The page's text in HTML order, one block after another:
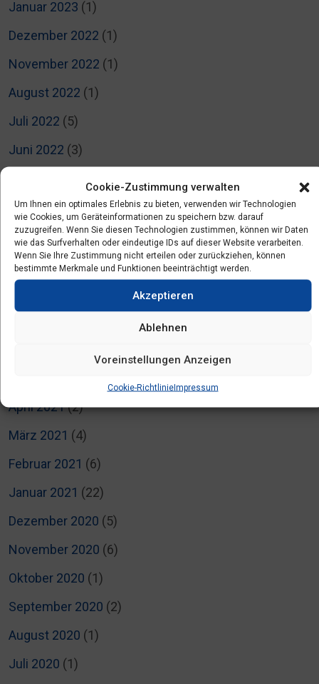
Cookie-Zustimmung verwalten
Um Ihnen ein optimales Erlebnis zu bieten, verwenden wir Technologien
wie Cookies, um Geräteinformationen zu speichern bzw. darauf
zuzugreifen. Wenn Sie diesen Technologien zustimmen, können wir Daten
wie das Surfverhalten oder eindeutige IDs auf dieser Website verarbeiten.
Wenn Sie Ihre Zustimmung nicht erteilen oder zurückziehen, können
bestimmte Merkmale und Funktionen beeinträchtigt werden.
Akzeptieren
Ablehnen
Voreinstellungen Anzeigen
Cookie-RichtlinieImpressum
Januar 2023 (1)
Dezember 2022 (1)
November 2022 (1)
August 2022 (1)
Juli 2022 (5)
Juni 2022 (3)
März 2022 (3)
Februar 2022(4)
Januar 2022(1)
April 2021(2)
März 2021 (4)
Februar 2021 (6)
Januar 2021 (22)
Dezember 2020 (5)
November 2020 (6)
Oktober 2020 (1)
September 2020 (2)
August 2020 (1)
Juli 2020 (1)